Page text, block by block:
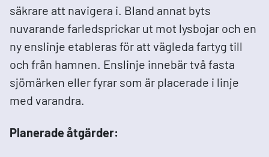
säkrare att navigera i. Bland annat byts
nuvarande farledsprickar ut mot lysbojar och en
ny enslinje etableras för att vägleda fartyg till
och från hamnen. Enslinje innebär två fasta
sjömärken eller fyrar som är placerade i linje
med varandra.
Planerade åtgärder: